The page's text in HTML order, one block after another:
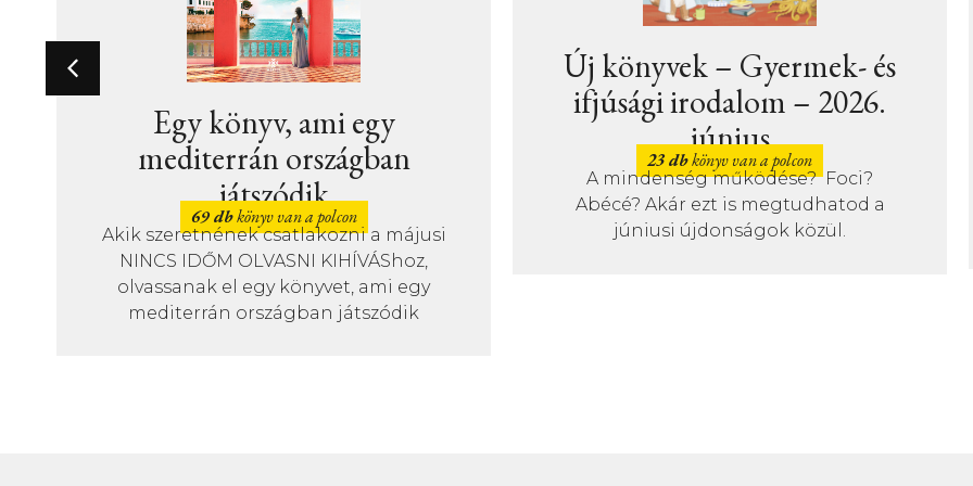
ami egy
országban
csatlakozni a májusi
OLVASNI KIHÍVÁShoz,
el egy könyvet, ami egy
országban játszódik
Új könyvek – Gyermek- és
ifjúsági irodalom – 2026.
A mindenség működése? Foci?
Abécé? Akár ezt is megtudhatod a
júniusi újdonságok közül.
Júniusban is
találsz az